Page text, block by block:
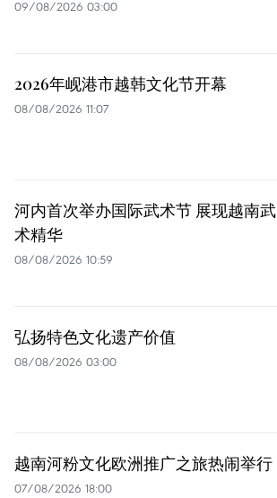
09/08/2026 03:00
2026年岘港市越韩文化节开幕
08/08/2026 11:07
河内首次举办国际武术节 展现越南武
术精华
08/08/2026 10:59
弘扬特色文化遗产价值
08/08/2026 03:00
越南河粉文化欧洲推广之旅热闹举行
07/08/2026 18:00